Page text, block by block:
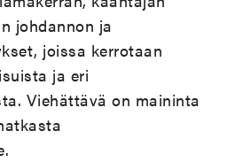
johdannon ja
joissa kerrotaan
ja eri
Viehättävä on maininta